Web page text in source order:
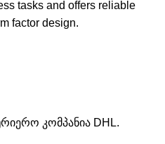
tasks and offers reliable
factor design.
კომპანია DHL.